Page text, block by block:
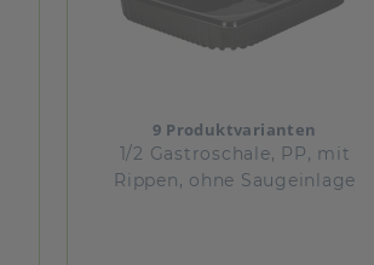
9 Produktvarianten
1/2 Gastroschale, PP, mit
Rippen, ohne Saugeinlage